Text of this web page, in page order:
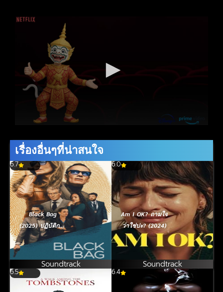
เรื่องอื่นๆที่น่าสนใจ
6.7
Black Bag
(2025) ปฏิบัติการ
ลับสองหน้า
Soundtrack
6.0
Am I OK? ถามใจ
ว่าใช่ปะ? (2024)
Soundtrack
6.5 6.4